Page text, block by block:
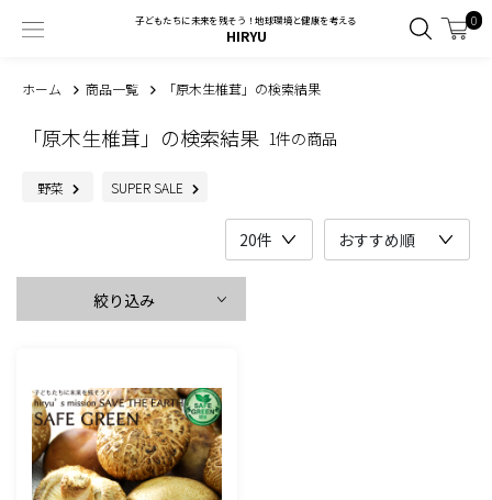
子どもたちに未来を残そう！地球環境と健康を考える
HIRYU
0
ホーム 商品一覧 「原木生椎茸」の検索結果
「原木生椎茸」の検索結果 1件の商品
野菜 SUPER SALE
絞り込み